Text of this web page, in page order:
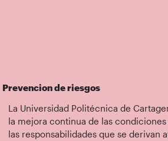
Prevencion de riesgos
La Universidad Politécnica de
la mejora continua de las
las responsabilidades que se derivan